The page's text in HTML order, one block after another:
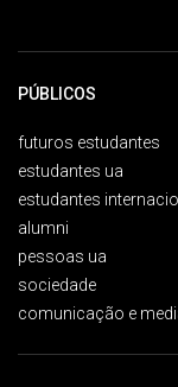
PÚBLICOS
futuros estudantes
estudantes ua
estudantes
alumni
pessoas ua
sociedade
comunicação e